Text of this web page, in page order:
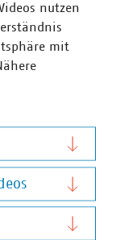
nutzen
mit